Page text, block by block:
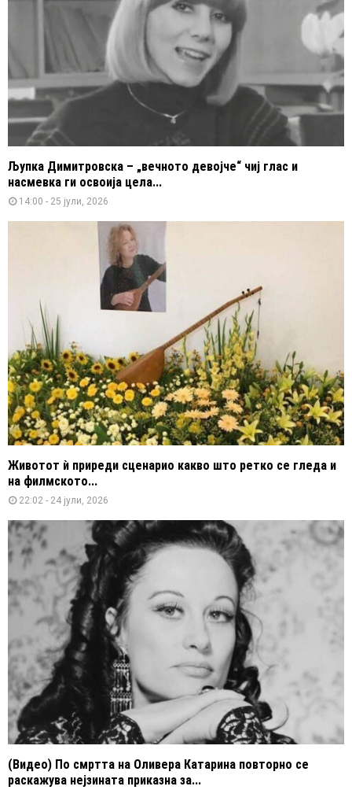
Љупка Димитровска – „вечното девојче“ чиј глас и
насмевка ги освоија цела...
14:00 - 25 јули, 2026
Животот ѝ приреди сценарио какво што ретко се гледа и
на филмското...
22:02 - 24 јули, 2026
(Видео) По смртта на Оливера Катарина повторно се
раскажува нејзината приказна за...